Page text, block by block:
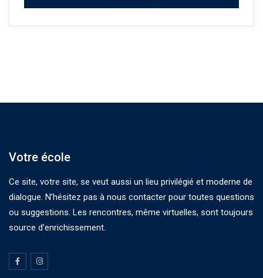
Votre école
Ce site, votre site, se veut aussi un lieu privilégié et moderne de
dialogue. N’hésitez pas à nous contacter pour toutes questions
ou suggestions. Les rencontres, même virtuelles, sont toujours
source d’enrichissement.